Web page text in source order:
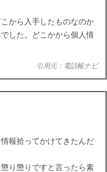
から入手したものなのか
した。どこかから個人情
引用元：電話帳ナビ
報拾ってかけてきたんだ
り懲りですと言ったら素